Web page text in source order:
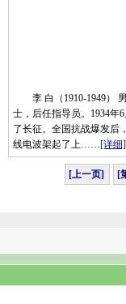
李 白（1910-1949） 男
士，后任指导员。1934年
了长征。全国抗战爆发后
线电波架起了上……[详细]
[上一页] [